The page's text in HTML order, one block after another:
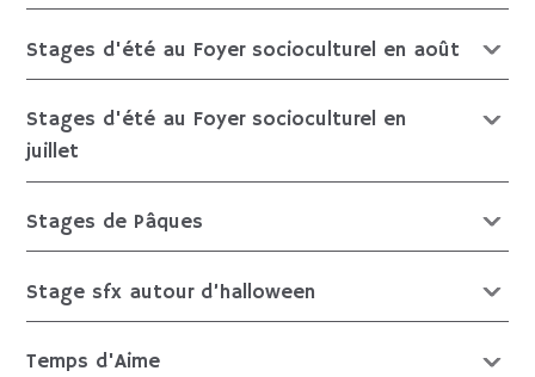
Stages d'été au Foyer socioculturel en août
Stages d'été au Foyer socioculturel en
juillet
Stages de Pâques
Stage sfx autour d’halloween
Temps d'Aime